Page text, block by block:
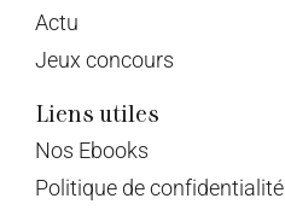
Actu
Jeux concours
Liens utiles
Nos Ebooks
Politique de confidentialité